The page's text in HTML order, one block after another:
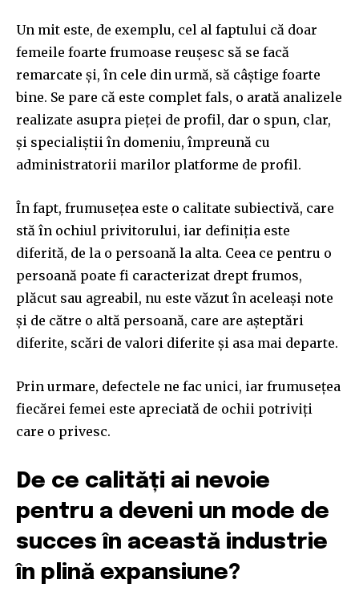
Join our community of
SUBSCRIBERS and be part of the
conversation.
or click the subscribe button below. Don't worry, we respect
your privacy and won't spam your inbox. Your information is
SUBSCRIBE
I've read and accept thePrivacy Policy.
Cititori Cititori
Un mit este, de exemplu, cel al faptului că doar
femeile foarte frumoase reușesc să se facă
remarcate și, în cele din urmă, să câștige foarte
bine. Se pare că este complet fals, o arată analizele
realizate asupra pieței de profil, dar o spun, clar,
și specialiștii în domeniu, împreună cu
administratorii marilor platforme de profil.
În fapt, frumusețea este o calitate subiectivă, care
stă în ochiul privitorului, iar definiția este
diferită, de la o persoană la alta. Ceea ce pentru o
persoană poate fi caracterizat drept frumos,
plăcut sau agreabil, nu este văzut în aceleași note
și de către o altă persoană, care are așteptări
diferite, scări de valori diferite și asa mai departe.
Prin urmare, defectele ne fac unici, iar frumusețea
fiecărei femei este apreciată de ochii potriviți
care o privesc.
De ce calități ai nevoie
pentru a deveni un mode de
succes în această industrie
în plină expansiune?